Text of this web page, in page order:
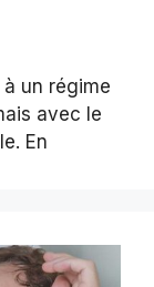
un régime
avec le
En